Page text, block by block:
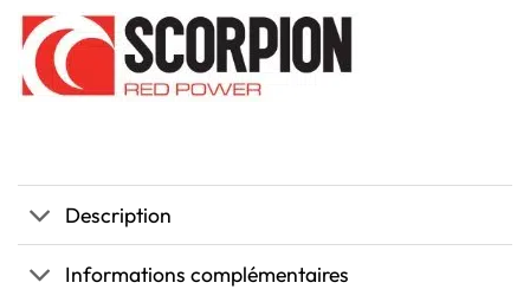
Description
Informations complémentaires